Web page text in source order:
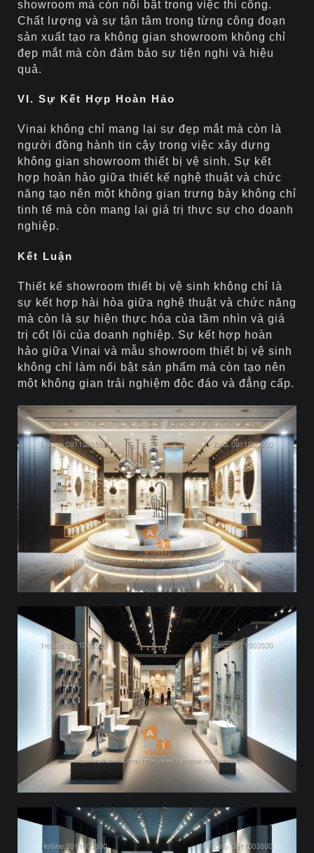
showroom mà còn nổi bật trong việc thi công.
Chất lượng và sự tận tâm trong từng công đoạn
sản xuất tạo ra không gian showroom không chỉ
đẹp mắt mà còn đảm bảo sự tiện nghi và hiệu
quả.
VI. Sự Kết Hợp Hoàn Hảo
Vinai không chỉ mang lại sự đẹp mắt mà còn là
người đồng hành tin cậy trong việc xây dựng
không gian showroom thiết bị vệ sinh. Sự kết
hợp hoàn hảo giữa thiết kế nghệ thuật và chức
năng tạo nên một không gian trưng bày không chỉ
tinh tế mà còn mang lại giá trị thực sự cho doanh
nghiệp.
Kết Luận
Thiết kế showroom thiết bị vệ sinh không chỉ là
sự kết hợp hài hòa giữa nghệ thuật và chức năng
mà còn là sự hiện thực hóa của tầm nhìn và giá
trị cốt lõi của doanh nghiệp. Sự kết hợp hoàn
hảo giữa Vinai và mẫu showroom thiết bị vệ sinh
không chỉ làm nổi bật sản phẩm mà còn tạo nên
một không gian trải nghiệm độc đáo và đẳng cấp.